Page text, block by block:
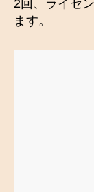
2回、ライセ
ます。